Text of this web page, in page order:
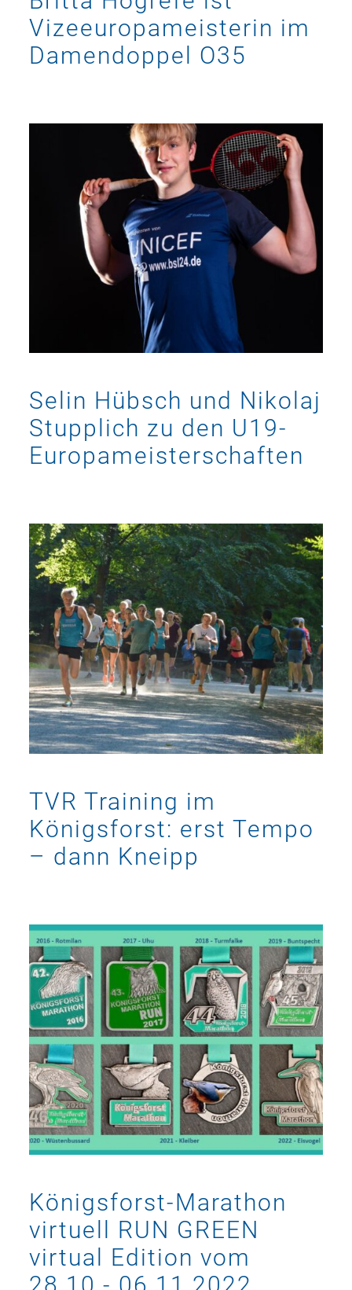
Vizeeuropameisterin im
Damendoppel O35
Selin Hübsch und Nikolaj
Stupplich zu den U19-
Europameisterschaften
TVR Training im
Königsforst: erst Tempo
– dann Kneipp
Königsforst-Marathon
virtuell RUN GREEN
virtual Edition vom